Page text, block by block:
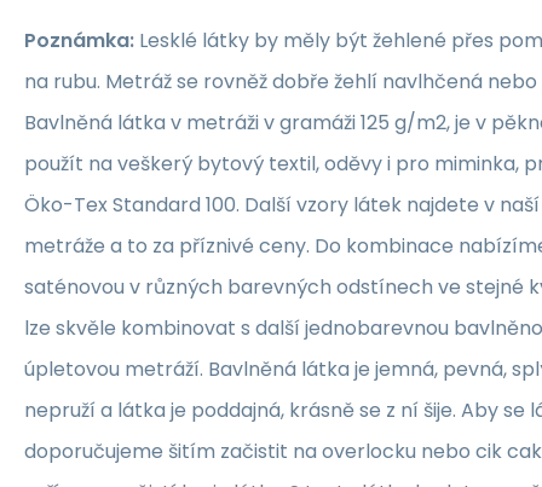
Poznámka: Lesklé látky by měly být žehlené přes
na rubu. Metráž se rovněž dobře žehlí navlhčená
Bavlněná látka v metráži v gramáži 125 g/m2, je v
použít na veškerý bytový textil, oděvy i pro miminka,
Öko-Tex Standard 100. Další vzory látek najdete v
metráže a to za příznivé ceny. Do kombinace
saténovou v různých barevných odstínech ve stejné
lze skvěle kombinovat s další jednobarevnou
úpletovou metráží. Bavlněná látka je jemná, pevná,
nepruží a látka je poddajná, krásně se z ní šije. Aby se
doporučujeme šitím začistit na overlocku nebo cik